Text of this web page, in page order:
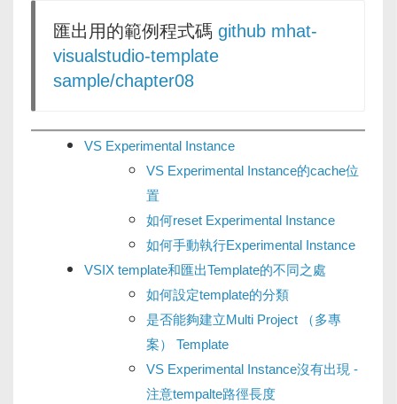
匯出用的範例程式碼 github mhat-
visualstudio-template
sample/chapter08
VS Experimental Instance
VS Experimental Instance的cache位
置
如何reset Experimental Instance
如何手動執行Experimental Instance
VSIX template和匯出Template的不同之處
如何設定template的分類
是否能夠建立Multi Project （多專
案） Template
VS Experimental Instance沒有出現 -
注意tempalte路徑長度